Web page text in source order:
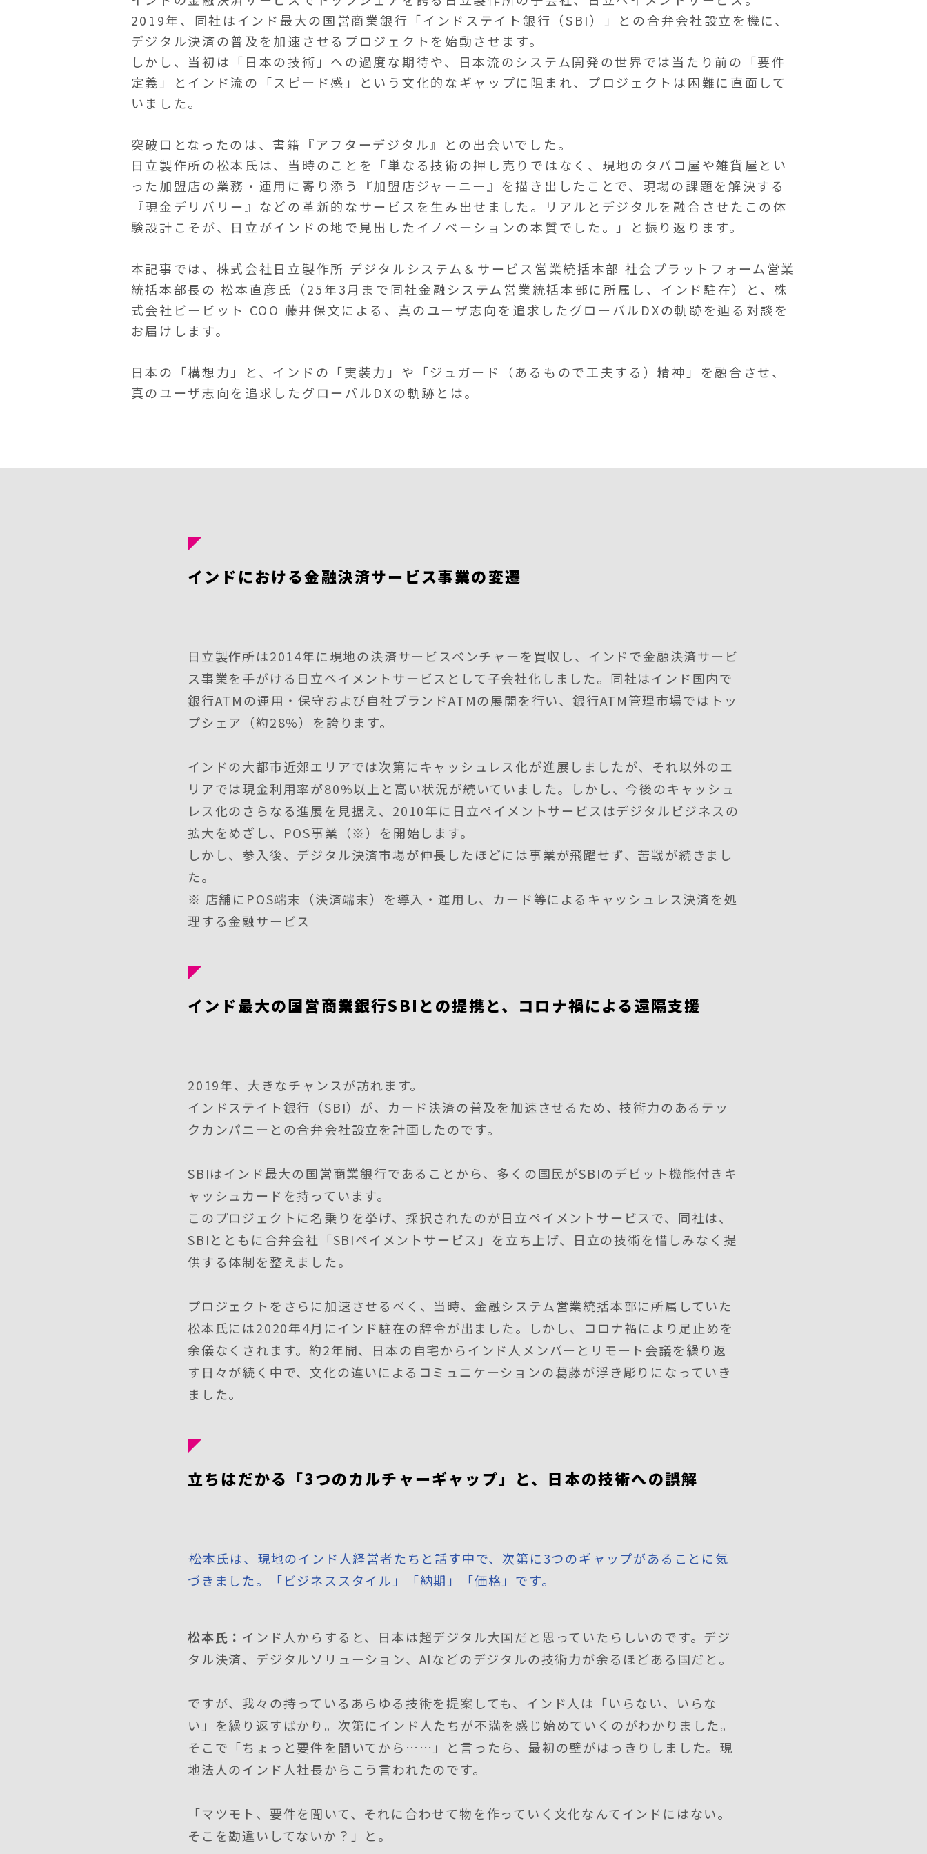
2019年、同社はインド最大の国営商業銀行「インドステイト銀行（SBI）」との合弁会社設立を機に、
デジタル決済の普及を加速させるプロジェクトを始動させます。
しかし、当初は「日本の技術」への過度な期待や、日本流のシステム開発の世界では当たり前の「要件
定義」とインド流の「スピード感」という文化的なギャップに阻まれ、プロジェクトは困難に直面して
いました。
突破口となったのは、書籍『アフターデジタル』との出会いでした。
日立製作所の松本氏は、当時のことを「単なる技術の押し売りではなく、現地のタバコ屋や雑貨屋とい
った加盟店の業務・運用に寄り添う『加盟店ジャーニー』を描き出したことで、現場の課題を解決する
『現金デリバリー』などの革新的なサービスを生み出せました。リアルとデジタルを融合させたこの体
験設計こそが、日立がインドの地で見出したイノベーションの本質でした。」と振り返ります。
本記事では、株式会社日立製作所 デジタルシステム＆サービス営業統括本部 社会プラットフォーム営業
統括本部長の 松本直彦氏（25年3月まで同社金融システム営業統括本部に所属し、インド駐在）と、株
式会社ビービット COO 藤井保文による、真のユーザ志向を追求したグローバルDXの軌跡を辿る対談を
お届けします。
日本の「構想力」と、インドの「実装力」や「ジュガード（あるもので工夫する）精神」を融合させ、
真のユーザ志向を追求したグローバルDXの軌跡とは。
インドにおける金融決済サービス事業の変遷
日立製作所は2014年に現地の決済サービスベンチャーを買収し、インドで金融決済サービ
ス事業を手がける日立ペイメントサービスとして子会社化しました。同社はインド国内で
銀行ATMの運用・保守および自社ブランドATMの展開を行い、銀行ATM管理市場ではトッ
プシェア（約28%）を誇ります。
インドの大都市近郊エリアでは次第にキャッシュレス化が進展しましたが、それ以外のエ
リアでは現金利用率が80%以上と高い状況が続いていました。しかし、今後のキャッシュ
レス化のさらなる進展を見据え、2010年に日立ペイメントサービスはデジタルビジネスの
拡大をめざし、POS事業（※）を開始します。
しかし、参入後、デジタル決済市場が伸長したほどには事業が飛躍せず、苦戦が続きまし
た。
※ 店舗にPOS端末（決済端末）を導入・運用し、カード等によるキャッシュレス決済を処
理する金融サービス
インド最大の国営商業銀行SBIとの提携と、コロナ禍による遠隔支援
2019年、大きなチャンスが訪れます。
インドステイト銀行（SBI）が、カード決済の普及を加速させるため、技術力のあるテッ
クカンパニーとの合弁会社設立を計画したのです。
SBIはインド最大の国営商業銀行であることから、多くの国民がSBIのデビット機能付きキ
ャッシュカードを持っています。
このプロジェクトに名乗りを挙げ、採択されたのが日立ペイメントサービスで、同社は、
SBIとともに合弁会社「SBIペイメントサービス」を立ち上げ、日立の技術を惜しみなく提
供する体制を整えました。
プロジェクトをさらに加速させるべく、当時、金融システム営業統括本部に所属していた
松本氏には2020年4月にインド駐在の辞令が出ました。しかし、コロナ禍により足止めを
余儀なくされます。約2年間、日本の自宅からインド人メンバーとリモート会議を繰り返
す日々が続く中で、文化の違いによるコミュニケーションの葛藤が浮き彫りになっていき
ました。
立ちはだかる「3つのカルチャーギャップ」と、日本の技術への誤解
――松本氏は、現地のインド人経営者たちと話す中で、次第に3つのギャップがあることに気
づきました。「ビジネススタイル」「納期」「価格」です。
松本氏： インド人からすると、日本は超デジタル大国だと思っていたらしいのです。デジ
タル決済、デジタルソリューション、AIなどのデジタルの技術力が余るほどある国だと。
ですが、我々の持っているあらゆる技術を提案しても、インド人は「いらない、いらな
い」を繰り返すばかり。次第にインド人たちが不満を感じ始めていくのがわかりました。
そこで「ちょっと要件を聞いてから……」と言ったら、最初の壁がはっきりしました。現
地法人のインド人社長からこう言われたのです。
「マツモト、要件を聞いて、それに合わせて物を作っていく文化なんてインドにはない。
そこを勘違いしてないか？」と。